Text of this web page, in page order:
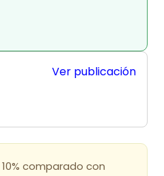
Ver publicación
comparado con